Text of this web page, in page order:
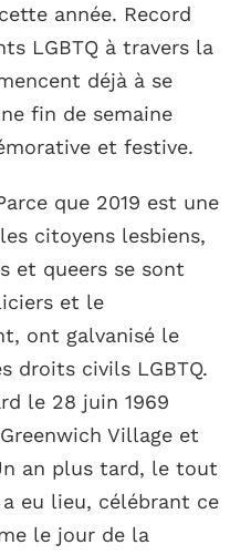
année. Record
LGBTQ à travers la
déjà à se
fin de semaine
et festive.
que 2019 est une
citoyens lesbiens,
et queers se sont
et le
ont galvanisé le
droits civils LGBTQ.
le 28 juin 1969
Village et
an plus tard, le tout
eu lieu, célébrant ce
le jour de la